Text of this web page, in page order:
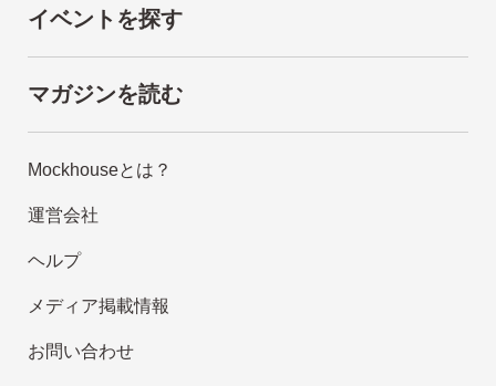
イベントを探す
マガジンを読む
Mockhouseとは？
運営会社
ヘルプ
メディア掲載情報
お問い合わせ